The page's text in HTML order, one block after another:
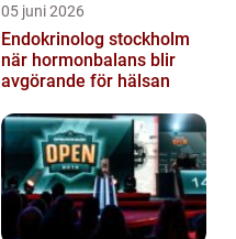
05 juni 2026
Endokrinolog stockholm
när hormonbalans blir
avgörande för hälsan